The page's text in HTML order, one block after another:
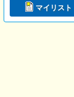
マイリスト